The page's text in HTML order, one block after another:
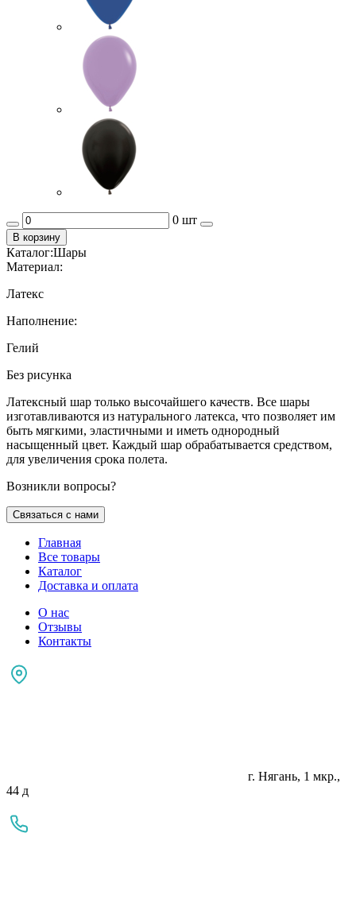
0 шт
В корзину
Каталог:Шары
Материал:
Латекс
Наполнение:
Гелий
Без рисунка
Латексный шар только высочайшего качеств. Все шары
изготавливаются из натурального латекса, что позволяет им
быть мягкими, эластичными и иметь однородный
насыщенный цвет. Каждый шар обрабатывается средством,
для увеличения срока полета.
Возникли вопросы?
Связаться с нами
Главная
Все товары
Каталог
Доставка и оплата
О нас
Отзывы
Контакты
г. Нягань, 1 мкр.,
44 д